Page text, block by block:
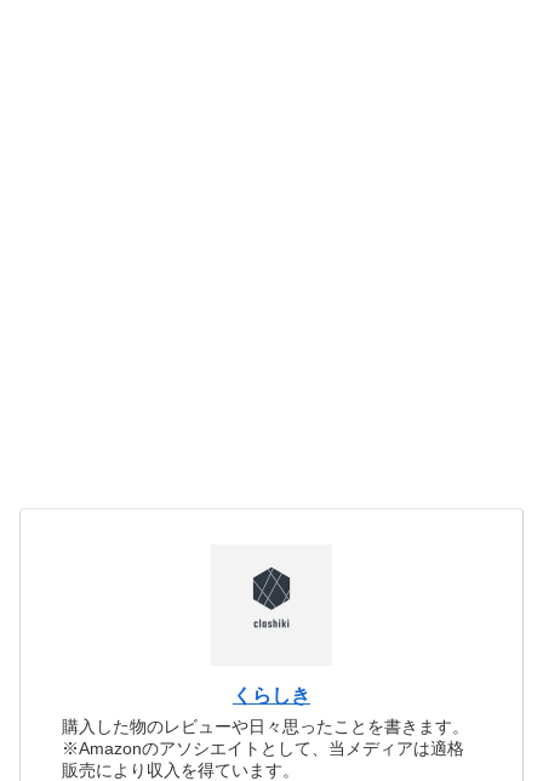
くらしき
購入した物のレビューや日々思ったことを書きます。
※Amazonのアソシエイトとして、当メディアは適格
販売により収入を得ています。